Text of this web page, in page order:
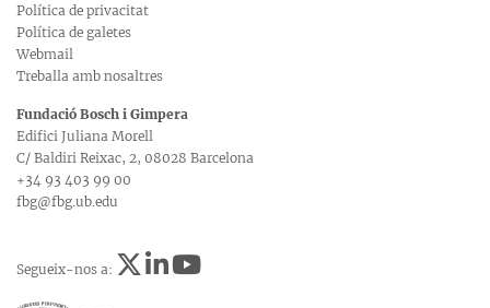
Política de privacitat
Política de galetes
Webmail
Treballa amb nosaltres
Fundació Bosch i Gimpera
Edifici Juliana Morell
C/ Baldiri Reixac, 2, 08028 Barcelona
+34 93 403 99 00
fbg@fbg.ub.edu
Segueix-nos a: